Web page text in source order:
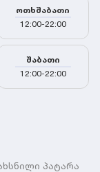
ოთხშაბათი
12:00-22:00
შაბათი
12:00-22:00
პატარა